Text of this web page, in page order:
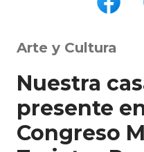
Arte y Cultura
Nuestra
presente
Congreso